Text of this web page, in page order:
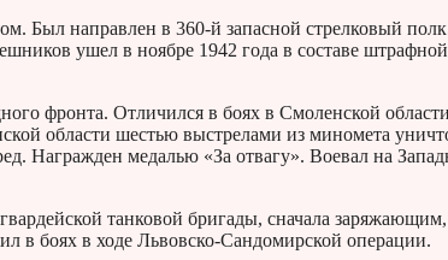
Был направлен в 360-й запасной стрелковый
ушел в ноябре 1942 года в составе штрафной
фронта. Отличился в боях в Смоленской
области шестью выстрелами из миномета
Награжден медалью «За отвагу». Воевал на
танковой бригады, сначала заряжающим,
в боях в ходе Львовско-Сандомирской операции.